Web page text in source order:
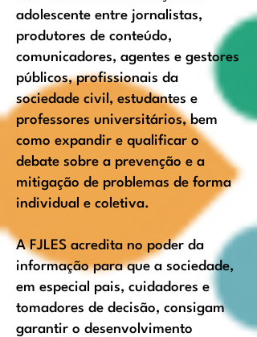
adolescente entre jornalistas,
produtores de conteúdo,
comunicadores, agentes e gestores
públicos, profissionais da
sociedade civil, estudantes e
professores universitários, bem
como expandir e qualificar o
debate sobre a prevenção e a
mitigação de problemas de forma
individual e coletiva.
A FJLES acredita no poder da
informação para que a sociedade,
em especial pais, cuidadores e
tomadores de decisão, consigam
garantir o desenvolvimento